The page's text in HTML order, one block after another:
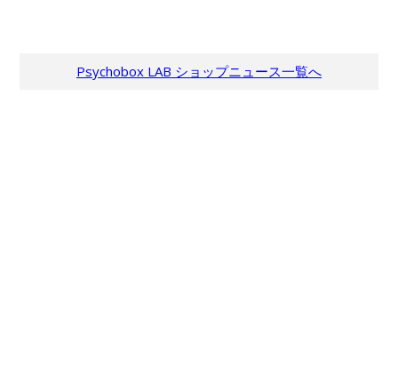
Psychobox LAB ショップニュース一覧へ